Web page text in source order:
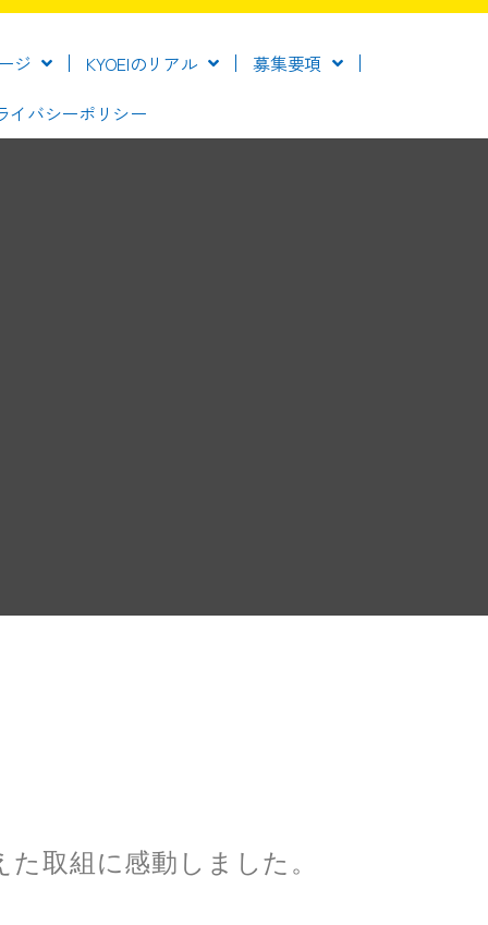
ジ KYOEIのリアル
募集要項
イバシーポリシー
取組に感動しました。